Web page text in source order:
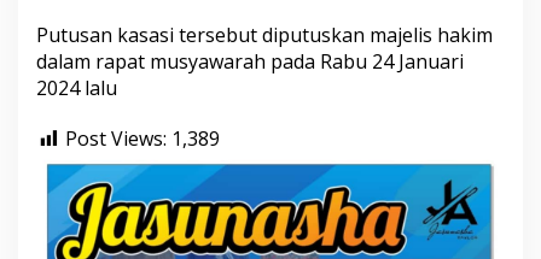
Putusan kasasi tersebut diputuskan majelis hakim
dalam rapat musyawarah pada Rabu 24 Januari
2024 lalu
Post Views: 1,389